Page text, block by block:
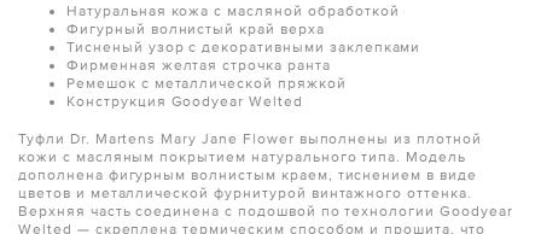
Натуральная кожа с масляной обработкой
Фигурный волнистый край верха
Тисненый узор с декоративными заклепками
Фирменная желтая строчка ранта
Ремешок с металлической пряжкой
Конструкция Goodyear Welted
Туфли Dr. Martens Mary Jane Flower выполнены из плотной
кожи с масляным покрытием натурального типа. Модель
дополнена фигурным волнистым краем, тиснением в виде
цветов и металлической фурнитурой винтажного оттенка.
Верхняя часть соединена с подошвой по технологии Goodyear
Welted — скреплена термическим способом и прошита, что